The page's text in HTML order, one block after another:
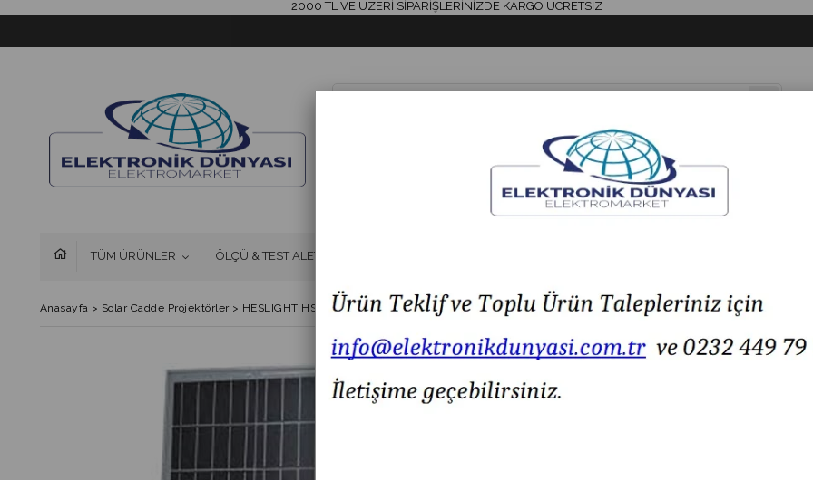
2000 TL VE ÜZERİ SİPARİŞLERİNİZDE KARGO ÜCRETSİZ
TÜM ÜRÜNLER ÖLÇÜ & TEST ALETLERİ
Anasayfa > Solar Cadde Projektörler> HESLIGHT HS771-773 SOLAR CADDE LED PROJEKTÖRLER
HESLIGHT HS771-773 SOLAR CADDE LED